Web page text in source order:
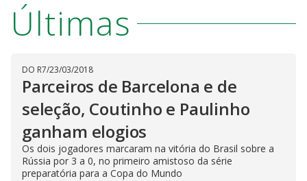
Últimas
DO R7/23/03/2018
Parceiros de Barcelona e de
seleção, Coutinho e Paulinho
ganham elogios
Os dois jogadores marcaram na vitória do Brasil sobre a
Rússia por 3 a 0, no primeiro amistoso da série
preparatória para a Copa do Mundo